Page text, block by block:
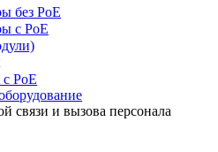
без РоЕ
с РоЕ
PoE
связи и вызова персонала